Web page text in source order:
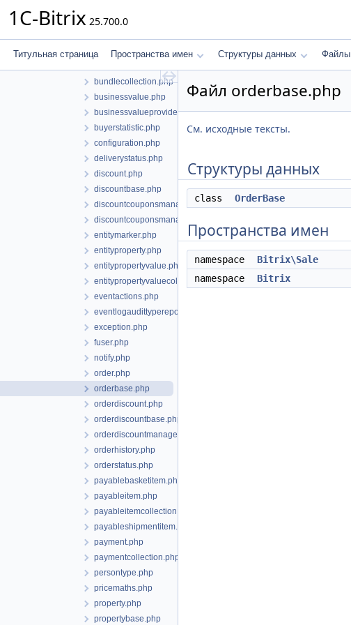
1C-Bitrix 25.700.0
Титульная страница Пространства имен Структуры данных Файлы
basketproperties.php
basketpropertiesitem.php
bundlecollection.php
businessvalue.php
businessvalueproviderinterface.php
buyerstatistic.php
configuration.php
deliverystatus.php
discount.php
discountbase.php
discountcouponsmanager.php
discountcouponsmanagerbase.php
entitymarker.php
entityproperty.php
entitypropertyvalue.php
entitypropertyvaluecollection.php
eventactions.php
eventlogaudittyperepository.php
exception.php
fuser.php
notify.php
order.php
orderbase.php
orderdiscount.php
orderdiscountbase.php
orderdiscountmanager.php
orderhistory.php
orderstatus.php
payablebasketitem.php
payableitem.php
payableitemcollection.php
payableshipmentitem.php
payment.php
paymentcollection.php
persontype.php
pricemaths.php
property.php
propertybase.php
Файл orderbase.php
См. исходные тексты.
Структуры данных
class OrderBase
Пространства имен
namespace
Bitrix\Sale
namespace
Bitrix